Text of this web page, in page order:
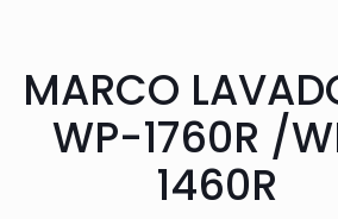
MARCO
WP-1760R /
1460R